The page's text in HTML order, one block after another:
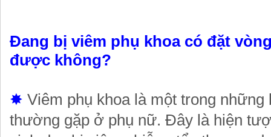
Đang bị viêm phụ khoa có đặt
được không?
✸ Viêm phụ khoa là một trong những
thường gặp ở phụ nữ. Đây là hiện